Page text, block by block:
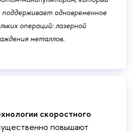
одновременное
операций: лазерной
металлов.
скоростного
повышают